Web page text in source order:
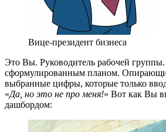
Вице-президент бизнеса
Это Вы. Руководитель рабочей группы.
сформулированным планом.
выбранные цифры, которые только
«Да, но это не про меня!» Вот как Вы
дашбордом: